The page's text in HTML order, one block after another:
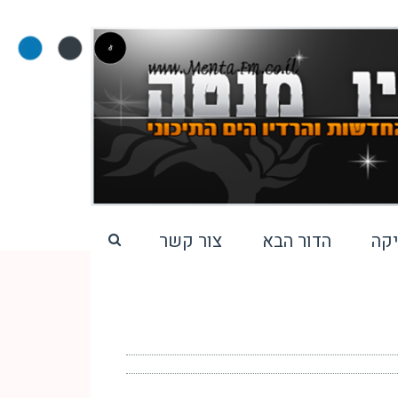
הדור הבא צור קשר